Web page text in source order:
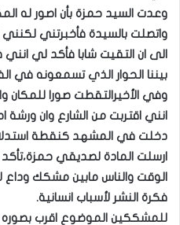
وعدت السيد حمزة بأن اصور له
واتصلت بالسيدة فأخبرتني
الى ان التقيت شابا فأكد لي
بيننا الحوار الذي تسمعونه في
وفي الأخيرالتقطت صورا للمكان
انني اقتربت من الشارع وان ورشة
دخلت في المشهد كنقطة
ارسلت المادة لصديقي
الوقت والناس مابين مشكك وداع
فكرة النشر لأسباب انسانية.
للمشككين الموضوع اقرب